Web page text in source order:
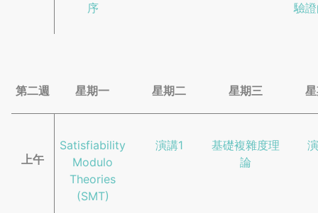
序
驗
第二週 星期一 星期二 星期三
上午
Satisfiability
Modulo
Theories
(SMT)
演講1
基礎複雜度理
論